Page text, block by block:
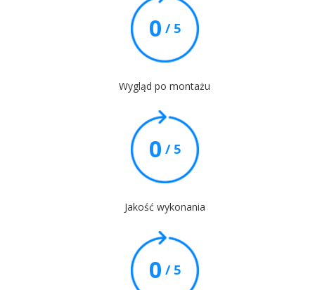
0 / 5
Wygląd po montażu
0 / 5
Jakość wykonania
0 / 5